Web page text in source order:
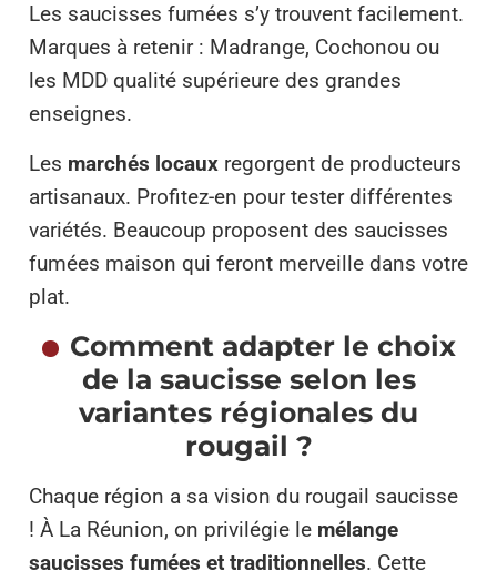
Les saucisses fumées s’y trouvent facilement.
Marques à retenir : Madrange, Cochonou ou
les MDD qualité supérieure des grandes
enseignes.
Les marchés locaux regorgent de producteurs
artisanaux. Profitez-en pour tester différentes
variétés. Beaucoup proposent des saucisses
fumées maison qui feront merveille dans votre
plat.
Comment adapter le choix
de la saucisse selon les
variantes régionales du
rougail ?
Chaque région a sa vision du rougail saucisse
! À La Réunion, on privilégie le mélange
saucisses fumées et traditionnelles. Cette